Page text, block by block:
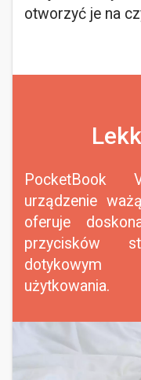
otworzyć je na
PocketBook
urządzenie
oferuje
przycisków
dotykowym
użytkowania.